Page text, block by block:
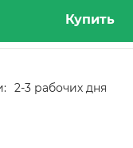
Купить
2-3 рабочих дня